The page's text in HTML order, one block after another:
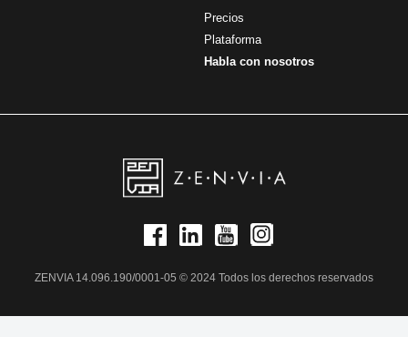
Precios
Plataforma
Habla con nosotros
ZENVIA 14.096.190/0001-05 © 2024 Todos los derechos reservados